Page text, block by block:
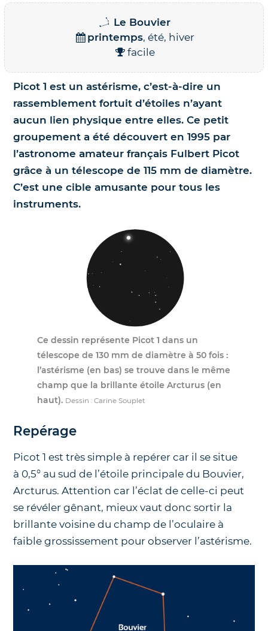
Science et exploration spatiale
Le coin des enfants
Nos jumelles pour l'astronomie
Le Bouvier
printemps, été, hiver
facile
Picot 1 est un astérisme, c’est-à-dire un
rassemblement fortuit d’étoiles n’ayant
aucun lien physique entre elles. Ce petit
groupement a été découvert en 1995 par
l’astronome amateur français Fulbert Picot
grâce à un télescope de 115 mm de diamètre.
C’est une cible amusante pour tous les
instruments.
Ce dessin représente Picot 1 dans un
télescope de 130 mm de diamètre à 50 fois :
l’astérisme (en bas) se trouve dans le même
champ que la brillante étoile Arcturus (en
haut). Dessin : Carine Souplet
Repérage
Picot 1 est très simple à repérer car il se situe
à 0,5° au sud de l’étoile principale du Bouvier,
Arcturus. Attention car l’éclat de celle-ci peut
se révéler gênant, mieux vaut donc sortir la
brillante voisine du champ de l’oculaire à
faible grossissement pour observer l’astérisme.